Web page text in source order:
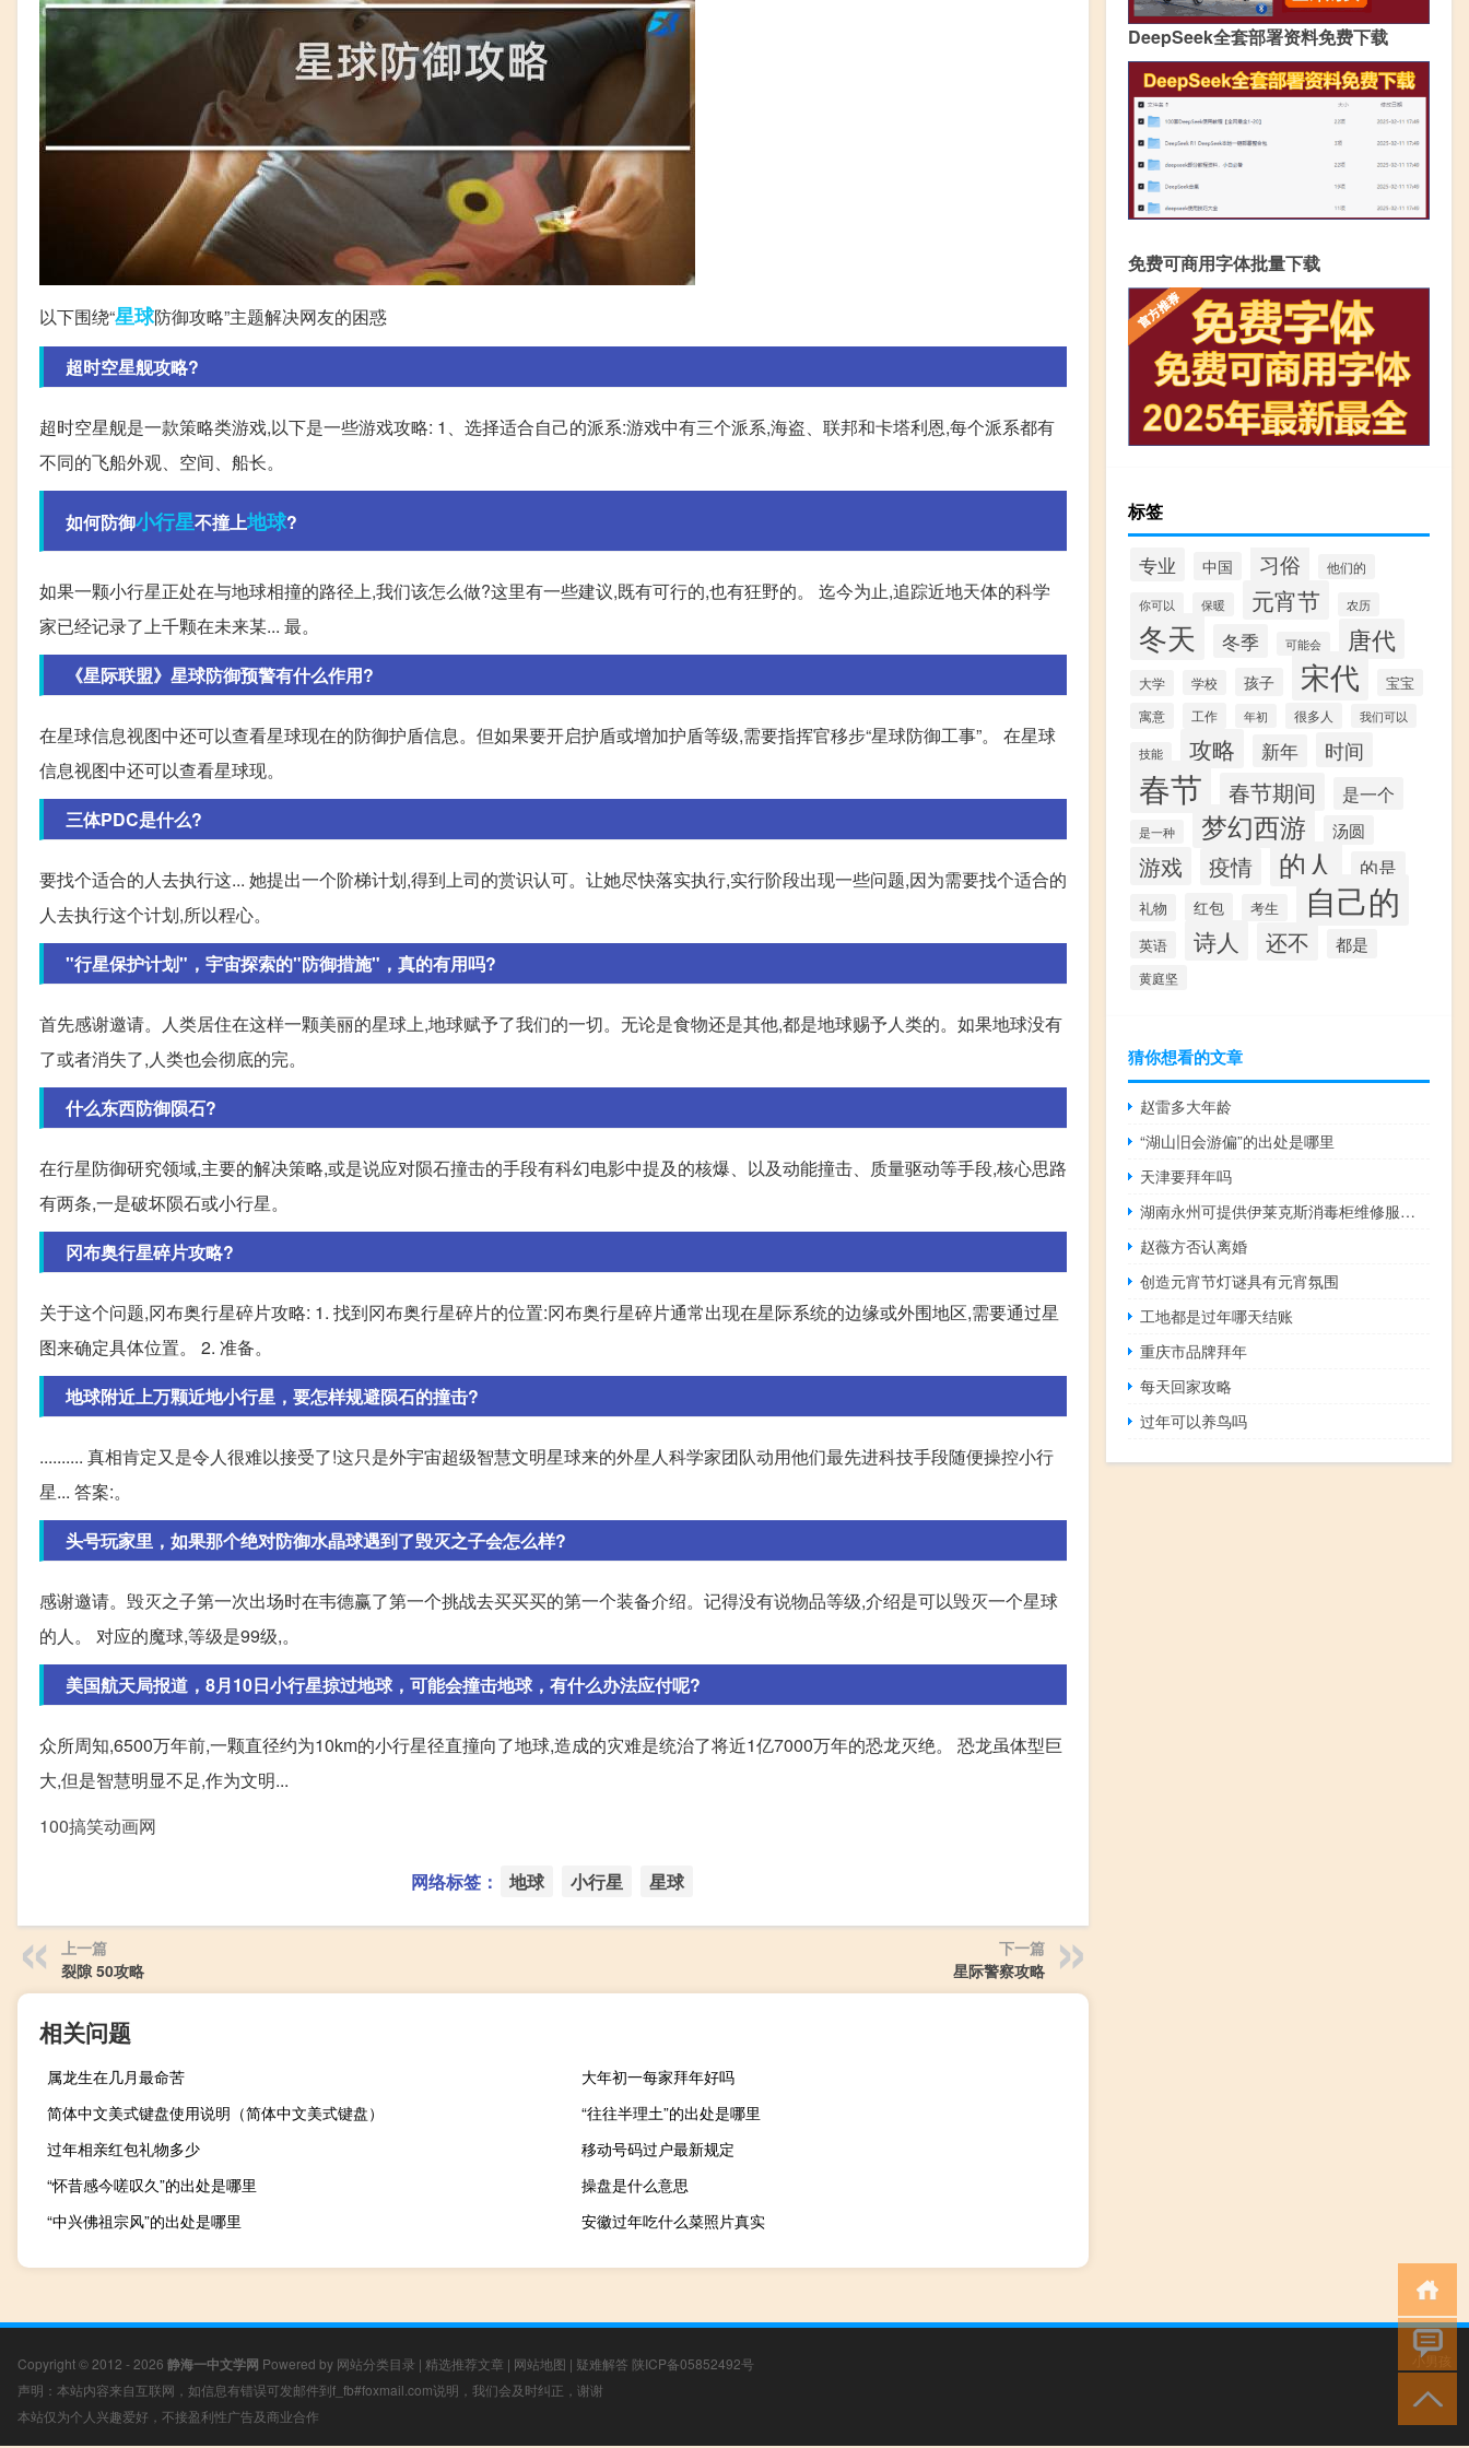
以下围绕“星球防御攻略”主题解决网友的困惑
超时空星舰攻略?
超时空星舰是一款策略类游戏,以下是一些游戏攻略: 1、选择适合自己的派系:游戏中有三个派系,海盗、联邦和卡塔利恩,每个派系都有
不同的飞船外观、空间、船长。
如何防御小行星不撞上地球?
如果一颗小行星正处在与地球相撞的路径上,我们该怎么做?这里有一些建议,既有可行的,也有狂野的。 迄今为止,追踪近地天体的科学
家已经记录了上千颗在未来某... 最。
《星际联盟》星球防御预警有什么作用?
在星球信息视图中还可以查看星球现在的防御护盾信息。但如果要开启护盾或增加护盾等级,需要指挥官移步“星球防御工事”。 在星球
信息视图中还可以查看星球现。
三体PDC是什么?
要找个适合的人去执行这... 她提出一个阶梯计划,得到上司的赏识认可。让她尽快落实执行,实行阶段出现一些问题,因为需要找个适合的
人去执行这个计划,所以程心。
"行星保护计划"，宇宙探索的"防御措施"，真的有用吗?
首先感谢邀请。人类居住在这样一颗美丽的星球上,地球赋予了我们的一切。无论是食物还是其他,都是地球赐予人类的。如果地球没有
了或者消失了,人类也会彻底的完。
什么东西防御陨石?
在行星防御研究领域,主要的解决策略,或是说应对陨石撞击的手段有科幻电影中提及的核爆、以及动能撞击、质量驱动等手段,核心思路
有两条,一是破坏陨石或小行星。
冈布奥行星碎片攻略?
关于这个问题,冈布奥行星碎片攻略: 1. 找到冈布奥行星碎片的位置:冈布奥行星碎片通常出现在星际系统的边缘或外围地区,需要通过星
图来确定具体位置。 2. 准备。
地球附近上万颗近地小行星，要怎样规避陨石的撞击?
.......... 真相肯定又是令人很难以接受了!这只是外宇宙超级智慧文明星球来的外星人科学家团队动用他们最先进科技手段随便操控小行
星... 答案:。
头号玩家里，如果那个绝对防御水晶球遇到了毁灭之子会怎么样?
感谢邀请。毁灭之子第一次出场时在韦德赢了第一个挑战去买买买的第一个装备介绍。记得没有说物品等级,介绍是可以毁灭一个星球
的人。 对应的魔球,等级是99级,。
美国航天局报道，8月10日小行星掠过地球，可能会撞击地球，有什么办法应付呢?
众所周知,6500万年前,一颗直径约为10km的小行星径直撞向了地球,造成的灾难是统治了将近1亿7000万年的恐龙灭绝。 恐龙虽体型巨
大,但是智慧明显不足,作为文明...
100搞笑动画网
网络标签： 地球 小行星 星球
上一篇
裂隙 50攻略
下一篇
星际警察攻略
相关问题
属龙生在几月最命苦
大年初一每家拜年好吗
简体中文美式键盘使用说明（简体中文美式键盘）
“往往半理土”的出处是哪里
过年相亲红包礼物多少
移动号码过户最新规定
“怀昔感今嗟叹久”的出处是哪里
操盘是什么意思
“中兴佛祖宗风”的出处是哪里
安徽过年吃什么菜照片真实
DeepSeek全套部署资料免费下载
免费可商用字体批量下载
标签
专业 中国 习俗 他们的
你可以 保暖 元宵节 农历
冬天 冬季 可能会 唐代
大学 学校 孩子 宋代 宝宝
寓意 工作 年初 很多人 我们可以
技能 攻略 新年 时间
春节 春节期间 是一个
是一种 梦幻西游 汤圆
游戏 疫情 的人 的是
礼物 红包 考生 自己的
英语 诗人 还不 都是
黄庭坚
猜你想看的文章
赵雷多大年龄
“湖山旧会游偏”的出处是哪里
天津要拜年吗
湖南永州可提供伊莱克斯消毒柜维修服务地址在哪
赵薇方否认离婚
创造元宵节灯谜具有元宵氛围
工地都是过年哪天结账
重庆市品牌拜年
每天回家攻略
过年可以养鸟吗
Copyright © 2012 - 2026 静海一中文学网 Powered by 网站分类目录 | 精选推荐文章 | 网站地图 | 疑难解答 陕ICP备05852492号
声明：本站内容来自互联网，如信息有错误可发邮件到f_fb#foxmail.com说明，我们会及时纠正，谢谢
本站仅为个人兴趣爱好，不接盈利性广告及商业合作
小男孩